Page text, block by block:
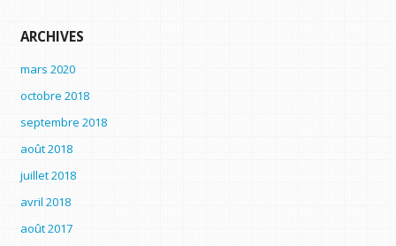
ARCHIVES
mars 2020
octobre 2018
septembre 2018
août 2018
juillet 2018
avril 2018
août 2017